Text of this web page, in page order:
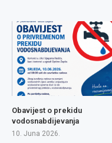
Obavijest o prekidu
vodosnabdijevanja
10. Juna 2026.